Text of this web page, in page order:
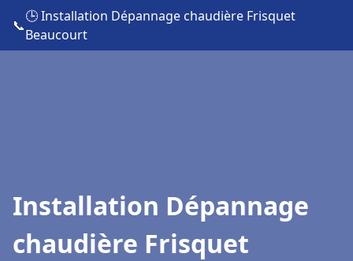
📞
🕒 Installation Dépannage chaudière Frisquet
Beaucourt
Installation Dépannage
chaudière Frisquet